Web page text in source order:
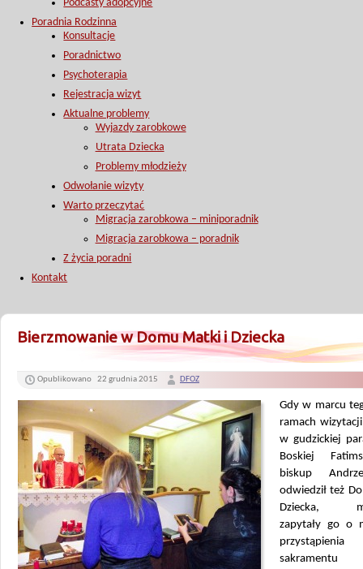
Podcasty adopcyjne
Poradnia Rodzinna
Konsultacje
Poradnictwo
Psychoterapia
Rejestracja wizyt
Aktualne problemy
Wyjazdy zarobkowe
Utrata Dziecka
Problemy młodzieży
Odwołanie wizyty
Warto przeczytać
Migracja zarobkowa – miniporadnik
Migracja zarobkowa – poradnik
Z życia poradni
Kontakt
Bierzmowanie w Domu Matki i Dziecka
Opublikowano 22 grudnia 2015 DFOZ
Gdy w marcu
ramach
w gudzickiej
Boskiej
biskup
odwiedził też
Dziecka,
zapytały go o
sakramentu